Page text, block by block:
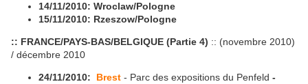
14/11/2010: Wroclaw/Pologne
15/11/2010: Rzeszow/Pologne
:: FRANCE/PAYS-BAS/BELGIQUE (Partie 4) :: (novembre 2010)
/ décembre 2010
24/11/2010: Brest - Parc des expositions du Penfeld -